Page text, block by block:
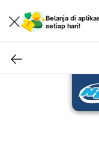
Belanja di
setiap hari!